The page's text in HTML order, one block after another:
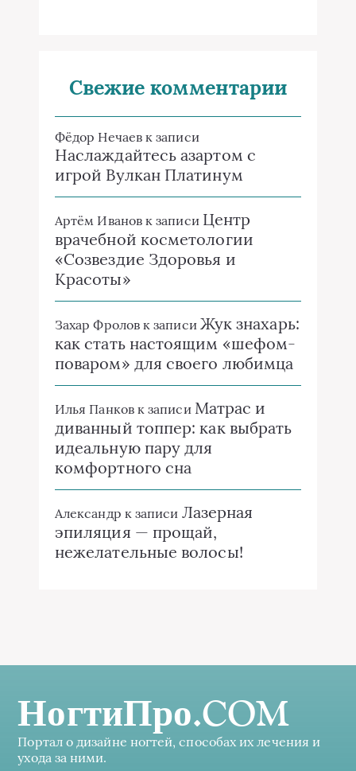
Свежие комментарии
Фёдор Нечаевк записи
Наслаждайтесь азартом с
игрой Вулкан Платинум
Артём Ивановк записи Центр
врачебной косметологии
«Созвездие Здоровья и
Красоты»
Захар Фроловк записи Жук знахарь:
как стать настоящим «шефом-
поваром» для своего любимца
Илья Панковк записи Матрас и
диванный топпер: как выбрать
идеальную пару для
комфортного сна
Александр к записи Лазерная
эпиляция — прощай,
нежелательные волосы!
НогтиПро.COM
Портал о дизайне ногтей, способах их лечения и
ухода за ними.